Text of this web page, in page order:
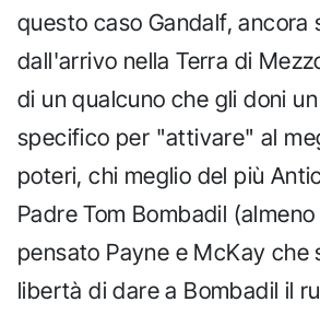
questo caso Gandalf, ancora
dall'arrivo nella Terra di
di un qualcuno che gli doni
specifico per "attivare" al
poteri, chi meglio del più
Padre Tom Bombadil
pensato Payne e McKay che
libertà di dare a Bombadil il